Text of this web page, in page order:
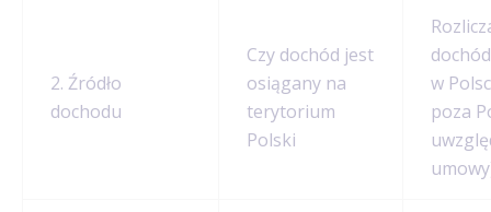
2. Źródło
dochodu
Czy dochód jest
osiągany na
terytorium
Polski
dochód
w
poza